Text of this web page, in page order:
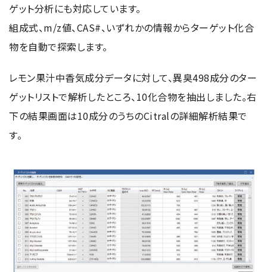
ゲット分析にも対応しています。
組成式、m/z値、CAS#、いずれかの情報からターゲット化合
物を自動で探索します。
レモン果汁中香気成分データに対して、異臭498成分のター
ゲットリストで解析したところ、10化合物を抽出しました。右
下の結果画面は10成分のうちのCitralの詳細解析結果で
す。